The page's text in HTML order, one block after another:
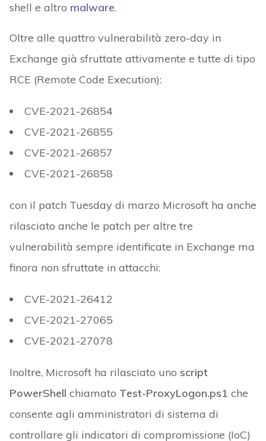
shell e altro malware.
Oltre alle quattro vulnerabilità zero-day in
Exchange già sfruttate attivamente e tutte di tipo
RCE (Remote Code Execution):
CVE-2021-26854
CVE-2021-26855
CVE-2021-26857
CVE-2021-26858
con il patch Tuesday di marzo Microsoft ha anche
rilasciato anche le patch per altre tre
vulnerabilità sempre identificate in Exchange ma
finora non sfruttate in attacchi:
CVE-2021-26412
CVE-2021-27065
CVE-2021-27078
Inoltre, Microsoft ha rilasciato uno script
PowerShell chiamato Test-ProxyLogon.ps1 che
consente agli amministratori di sistema di
controllare gli indicatori di compromissione (IoC)